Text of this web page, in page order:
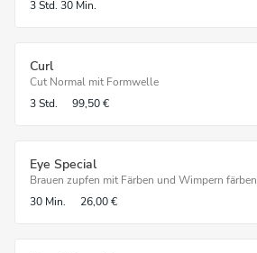
3 Std. 30 Min.
Curl
Cut Normal mit Formwelle
3 Std.
99,50 €
Eye Special
Brauen zupfen mit Färben und Wimpern färben
30 Min.
26,00 €